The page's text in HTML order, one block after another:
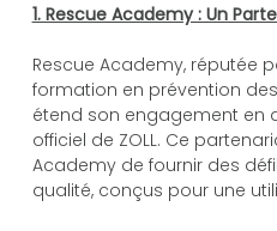
1. Rescue Academy : Un
Rescue Academy, réputée
formation en prévention
étend son engagement en
officiel de ZOLL. Ce
Academy de fournir des
qualité, conçus pour une